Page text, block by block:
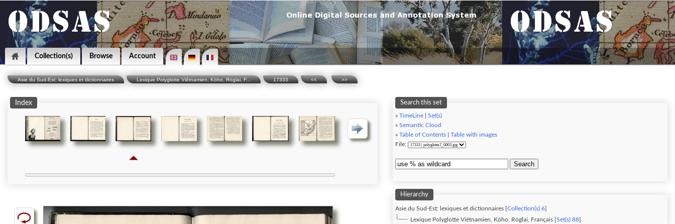
Collection(s) Browse Account
Asie du Sud-Est: lexiques et dictionnaires Lexique Polyglotte Viêtnamien, Köho, Röglai, F... 17333 << >>
Index Search this set
» TimeLine
Set(s)
» Semantic Cloud
» Table of Contents
Table with images
File:
Search
Hierarchy
Asie du Sud-Est: lexiques et dictionnaires [ Collection(s) 6
Lexique Polyglotte Viêtnamien, Köho, Röglai, Français [ Set(s) 88